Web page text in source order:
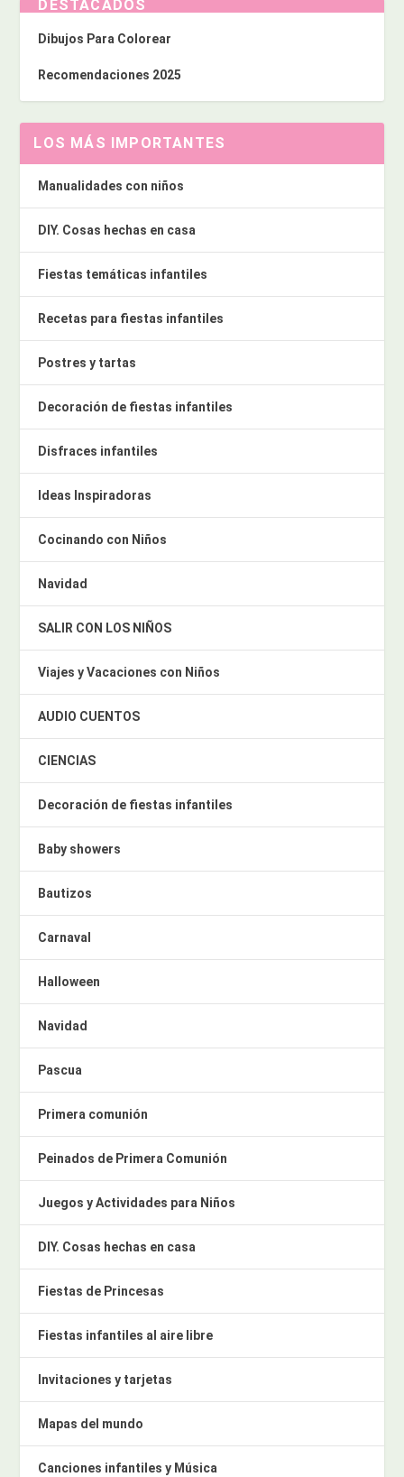
DESTACADOS
Dibujos Para Colorear
Recomendaciones 2025
LOS MÁS IMPORTANTES
Manualidades con niños
DIY. Cosas hechas en casa
Fiestas temáticas infantiles
Recetas para fiestas infantiles
Postres y tartas
Decoración de fiestas infantiles
Disfraces infantiles
Ideas Inspiradoras
Cocinando con Niños
Navidad
SALIR CON LOS NIÑOS
Viajes y Vacaciones con Niños
AUDIO CUENTOS
CIENCIAS
Decoración de fiestas infantiles
Baby showers
Bautizos
Carnaval
Halloween
Navidad
Pascua
Primera comunión
Peinados de Primera Comunión
Juegos y Actividades para Niños
DIY. Cosas hechas en casa
Fiestas de Princesas
Fiestas infantiles al aire libre
Invitaciones y tarjetas
Mapas del mundo
Canciones infantiles y Música